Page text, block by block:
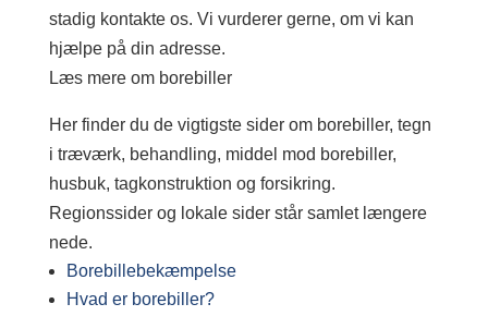
stadig kontakte os. Vi vurderer gerne, om vi kan
hjælpe på din adresse.
Læs mere om borebiller
Her finder du de vigtigste sider om borebiller, tegn
i træværk, behandling, middel mod borebiller,
husbuk, tagkonstruktion og forsikring.
Regionssider og lokale sider står samlet længere
nede.
Borebillebekæmpelse
Hvad er borebiller?